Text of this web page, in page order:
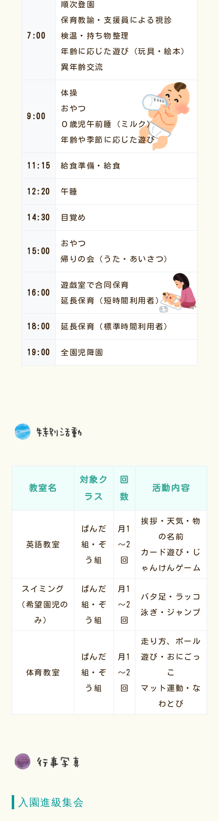
7:00
順次登園
保育教諭・支援員による視診
検温・持ち物整理
年齢に応じた遊び（玩具・絵本）
異年齢交流
9:00
体操
おやつ
０歳児午前睡（ミルク）
年齢や季節に応じた遊び
11:15 給食準備・給食
12:20 午睡
14:30 目覚め
15:00
おやつ
帰りの会（うた・あいさつ）
16:00
遊戯室で合同保育
延長保育（短時間利用者）
18:00 延長保育（標準時間利用者）
19:00 全園児降園
教室名
対象ク
ラス
回
数
活動内容
英語教室
ぱんだ
組・ぞ
う組
月1
～2
回
挨拶・天気・物
の名前
カード遊び・じ
ゃんけんゲーム
スイミング
（希望園児の
み）
ぱんだ
組・ぞ
う組
月1
～2
回
バタ足・ラッコ
泳ぎ・ジャンプ
体育教室
ぱんだ
組・ぞ
う組
月1
～2
回
走り方、ボール
遊び・おにごっ
こ
マット運動・な
わとび
入園進級集会